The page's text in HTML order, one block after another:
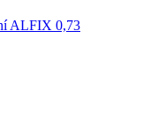
ALFIX 0,73